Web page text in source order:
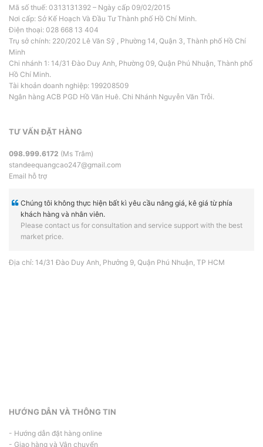
Mã số thuế: 0313131392 – Ngày cấp 09/02/2015
Nơi cấp: Sở Kế Hoạch Và Đầu Tư Thành phố Hồ Chí Minh.
Điện thoại: 028 668 13 404
Trụ sở chính: 220/202 Lê Văn Sỹ , Phường 14, Quận 3, Thành phố Hồ Chí
Minh
Chi nhánh 1: 14/31 Đào Duy Anh, Phường 09, Quận Phú Nhuận, Thành phố
Hồ Chí Minh.
Tài khoản doanh nghiệp: 199208509
Ngân hàng ACB PGD Hồ Văn Huê. Chi Nhánh Nguyễn Văn Trỗi.
TƯ VẤN ĐẶT HÀNG
098.999.6172 (Ms Trâm)
standeequangcao247@gmail.com
Email hỗ trợ
Chúng tôi không thực hiện bất kì yêu cầu nâng giá, kê giá từ phía
khách hàng và nhân viên.
Please contact us for consultation and service support with the best
market price.
Địa chỉ: 14/31 Đào Duy Anh, Phưởng 9, Quận Phú Nhuận, TP HCM
HƯỚNG DẪN VÀ THÔNG TIN
- Hướng dẫn đặt hàng online
- Giao hàng và Vận chuyển